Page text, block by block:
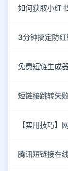
如何获取小红
免费短链生成
短链接跳转失
【实用技巧】
腾讯短链接在